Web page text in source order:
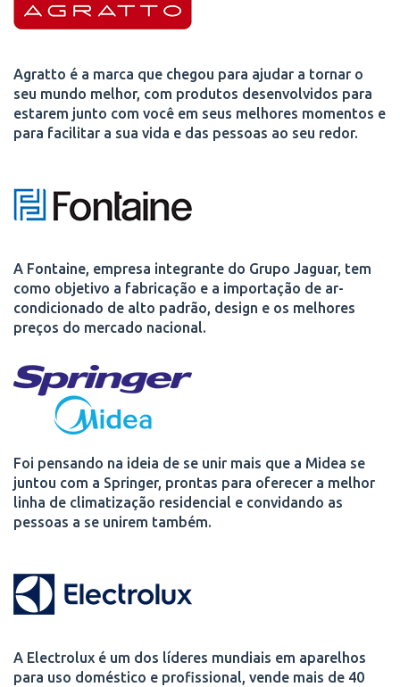
Agratto é a marca que chegou para ajudar a tornar o
seu mundo melhor, com produtos desenvolvidos para
estarem junto com você em seus melhores momentos e
para facilitar a sua vida e das pessoas ao seu redor.
A Fontaine, empresa integrante do Grupo Jaguar, tem
como objetivo a fabricação e a importação de ar-
condicionado de alto padrão, design e os melhores
preços do mercado nacional.
Foi pensando na ideia de se unir mais que a Midea se
juntou com a Springer, prontas para oferecer a melhor
linha de climatização residencial e convidando as
pessoas a se unirem também.
A Electrolux é um dos líderes mundiais em aparelhos
para uso doméstico e profissional, vende mais de 40